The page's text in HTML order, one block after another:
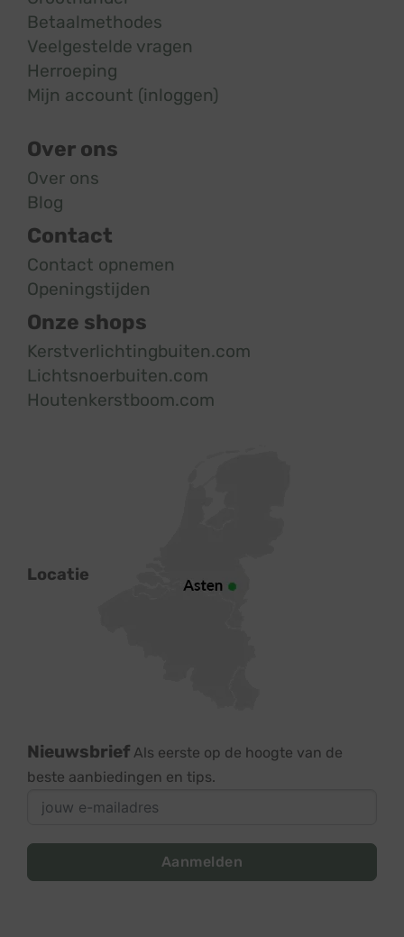
Betaalmethodes
Veelgestelde vragen
Herroeping
Mijn account (inloggen)
Over ons
Over ons
Blog
Contact
Contact opnemen
Openingstijden
Onze shops
Kerstverlichtingbuiten.com
Lichtsnoerbuiten.com
Houtenkerstboom.com
Locatie
Nieuwsbrief Als eerste op de hoogte van de
beste aanbiedingen en tips.
Aanmelden